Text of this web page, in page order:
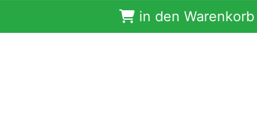
in den Warenkorb